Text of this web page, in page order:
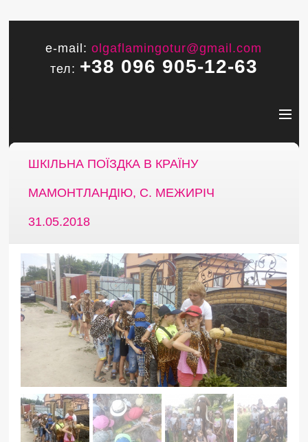
e-mail:olgaflamingotur@gmail.com
тел: +38 096 905-12-63
ШКІЛЬНА ПОЇЗДКА В КРАЇНУ
МАМОНТЛАНДІЮ, С. МЕЖИРІЧ
31.05.2018